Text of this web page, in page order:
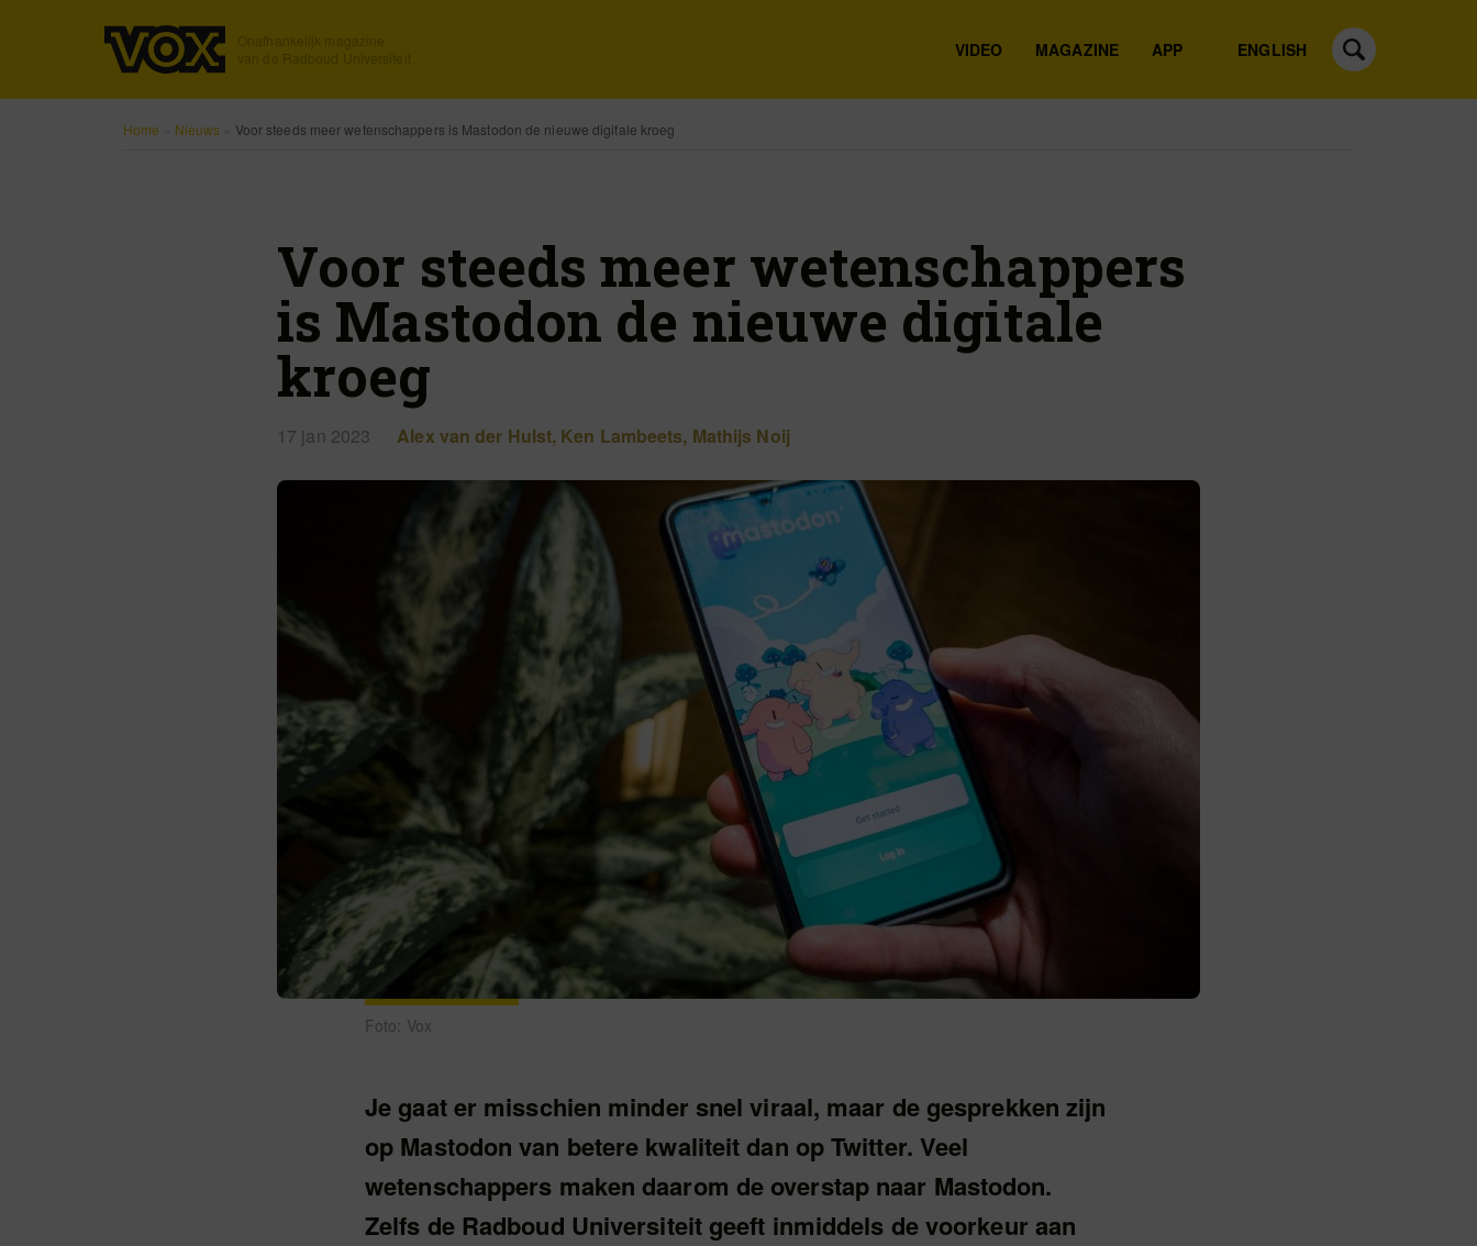
ENGLISH
VIDEO MAGAZINE APP
Home Nieuws Voor steeds meer wetenschappers is Mastodon de nieuwe digitale kroeg
Voor steeds meer wetenschappers
is Mastodon de nieuwe digitale
kroeg
17 jan 2023 Alex van der Hulst, Ken Lambeets, Mathijs Noij
Foto: Vox
Je gaat er misschien minder snel viraal, maar de gesprekken zijn
op Mastodon van betere kwaliteit dan op Twitter. Veel
wetenschappers maken daarom de overstap naar Mastodon.
Zelfs de Radboud Universiteit geeft inmiddels de voorkeur aan